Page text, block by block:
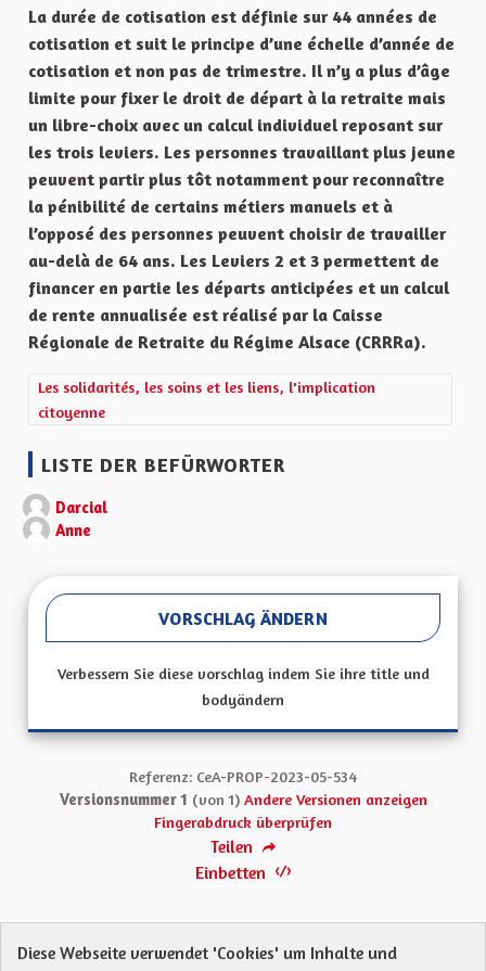
La durée de cotisation est définie sur 44 années de
cotisation et suit le principe d’une échelle d’année de
cotisation et non pas de trimestre. Il n’y a plus d’âge
limite pour fixer le droit de départ à la retraite mais
un libre-choix avec un calcul individuel reposant sur
les trois leviers. Les personnes travaillant plus jeune
peuvent partir plus tôt notamment pour reconnaître
la pénibilité de certains métiers manuels et à
l’opposé des personnes peuvent choisir de travailler
au-delà de 64 ans. Les Leviers 2 et 3 permettent de
financer en partie les départs anticipées et un calcul
de rente annualisée est réalisé par la Caisse
Régionale de Retraite du Régime Alsace (CRRRa).
Ergebnisse nach Kategorie filtern: Les solidarités, les soins et
Les solidarités, les soins et les liens, l'implication
citoyenne
LISTE DER BEFÜRWORTER
Darcial
Anne
VORSCHLAG ÄNDERN
Verbessern Sie diese vorschlag indem Sie ihre title und
bodyändern
Referenz: CeA-PROP-2023-05-534
Versionsnummer 1 (von 1) Andere Versionen anzeigen
Fingerabdruck überprüfen
Teilen
Einbetten
Diese Webseite verwendet 'Cookies' um Inhalte und